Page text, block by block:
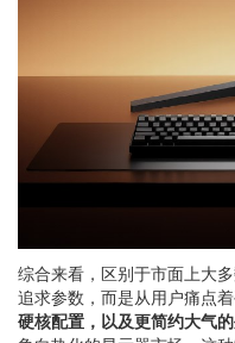
综合来看，区别于市面上大
追求参数，而是从用户痛点
硬核配置，以及更简约大气